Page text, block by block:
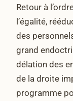
Retour à
l’égalité,
des
grand
délation des
de la droite
programme